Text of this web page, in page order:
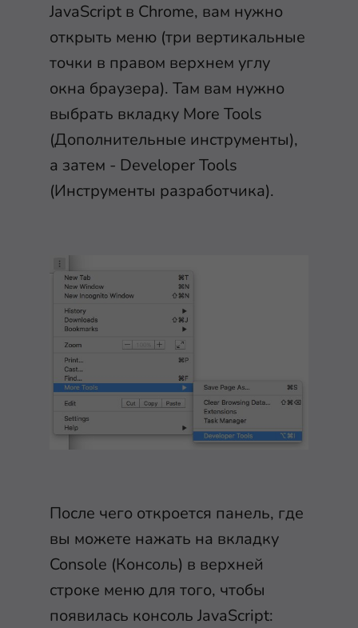
JavaScript в Chrome, вам нужно
открыть меню (три вертикальные
точки в правом верхнем углу
окна браузера). Там вам нужно
выбрать вкладку More Tools
(Дополнительные инструменты),
а затем - Developer Tools
(Инструменты разработчика).
После чего откроется панель, где
вы можете нажать на вкладку
Console (Консоль) в верхней
строке меню для того, чтобы
появилась консоль JavaScript: